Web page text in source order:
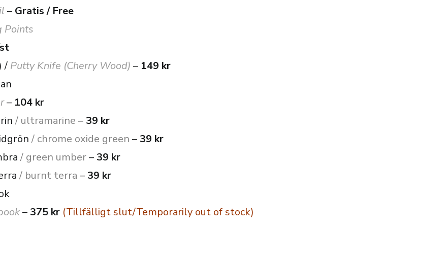
– Gratis / Free
Points
/ Putty Knife (Cherry Wood) –149 kr
– 104 kr
/ ultramarine – 39 kr
/ chrome oxide green – 39 kr
/ green umber– 39 kr
/ burnt terra – 39 kr
– 375 kr (Tillfälligt slut/Temporarily out of stock)